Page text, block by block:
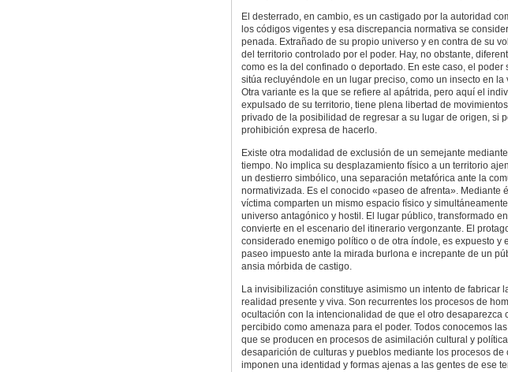
El desterrado, en cambio, es un castigado por la autoridad
los códigos vigentes y esa discrepancia normativa se
penada. Extrañado de su propio universo y en contra de su
del territorio controlado por el poder. Hay, no obstante,
como es la del confinado o deportado. En este caso, el poder
sitúa recluyéndole en un lugar preciso, como un insecto en la
Otra variante es la que se refiere al apátrida, pero aquí el
expulsado de su territorio, tiene plena libertad de
privado de la posibilidad de regresar a su lugar de origen, si
prohibición expresa de hacerlo.
Existe otra modalidad de exclusión de un semejante
tiempo. No implica su desplazamiento físico a un territorio
un destierro simbólico, una separación metafórica ante la
normativizada. Es el conocido «paseo de afrenta». Mediante
víctima comparten un mismo espacio físico y
universo antagónico y hostil. El lugar público, transformado
convierte en el escenario del itinerario vergonzante. El
considerado enemigo político o de otra índole, es expuesto y
paseo impuesto ante la mirada burlona e increpante de un
ansia mórbida de castigo.
La invisibilización constituye asimismo un intento de fabricar
realidad presente y viva. Son recurrentes los procesos de
ocultación con la intencionalidad de que el otro desaparezca
percibido como amenaza para el poder. Todos conocemos
que se producen en procesos de asimilación cultural y
desaparición de culturas y pueblos mediante los procesos de
imponen una identidad y formas ajenas a las gentes de ese